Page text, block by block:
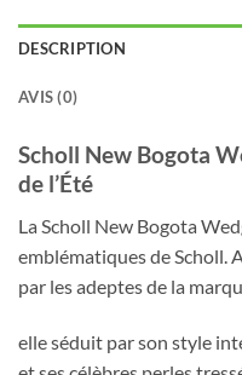
DESCRIPTION
AVIS (0)
Scholl New Bogota
de l’Été
La Scholl New Bogota
emblématiques de Scholl.
par les adeptes de la
elle séduit par son style